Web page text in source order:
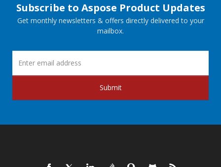
Subscribe to Aspose Product Updates
Get monthly newsletters & offers directly delivered to your
mailbox.
Submit